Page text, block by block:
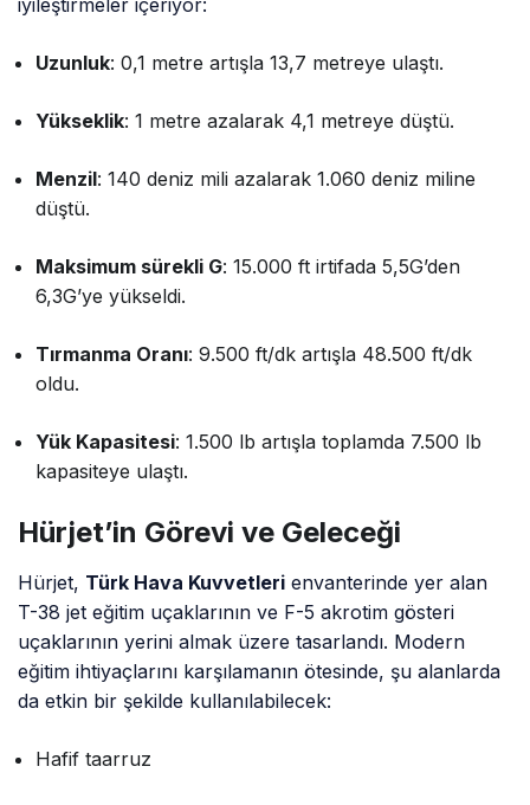
iyileştirmeler içeriyor:
Uzunluk: 0,1 metre artışla 13,7 metreye ulaştı.
Yükseklik: 1 metre azalarak 4,1 metreye düştü.
Menzil: 140 deniz mili azalarak 1.060 deniz miline
düştü.
Maksimum sürekli G: 15.000 ft irtifada 5,5G’den
6,3G’ye yükseldi.
Tırmanma Oranı: 9.500 ft/dk artışla 48.500 ft/dk
oldu.
Yük Kapasitesi: 1.500 lb artışla toplamda 7.500 lb
kapasiteye ulaştı.
Hürjet’in Görevi ve Geleceği
Hürjet, Türk Hava Kuvvetleri envanterinde yer alan
T-38 jet eğitim uçaklarının ve F-5 akrotim gösteri
uçaklarının yerini almak üzere tasarlandı. Modern
eğitim ihtiyaçlarını karşılamanın ötesinde, şu alanlarda
da etkin bir şekilde kullanılabilecek:
Hafif taarruz